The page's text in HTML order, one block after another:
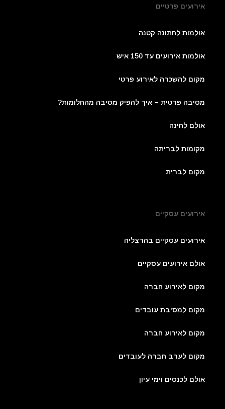
אירועים פרטיים
אולמות לחתונה קטנה
אולמות אירועים עד 150 איש
מקום להשכרה לאירוע פרטי
מסיבה פרטית – איך להפיק מסיבה מהחלומות?
אולם לחינה
מקומות לבריתה
מקום לברית
אירועים עסקיים
אירועים עסקיים בהרצליה
אולם אירועים עסקיים
מקום לאירוע חברה
מקום למסיבת עובדים
מקום לאירוע חברה
מקום לערב חברה לעובדים
אולם לכנסים וימי עיון